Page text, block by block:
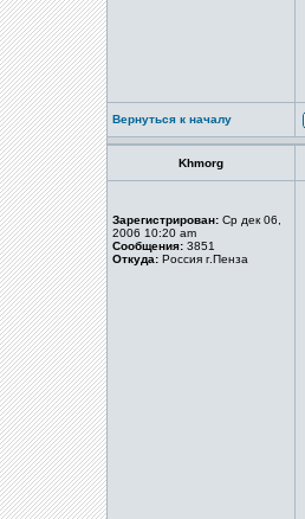
Вернуться к началу
Khmorg
Зарегистрирован: Ср дек 06,
2006 10:20 am
Сообщения: 3851
Откуда: Россия г.Пенза